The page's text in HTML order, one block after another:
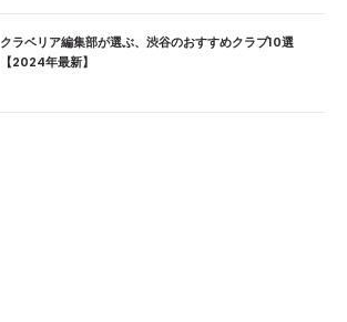
クラベリア編集部が選ぶ、渋谷のおすすめクラブ10選
【2024年最新】